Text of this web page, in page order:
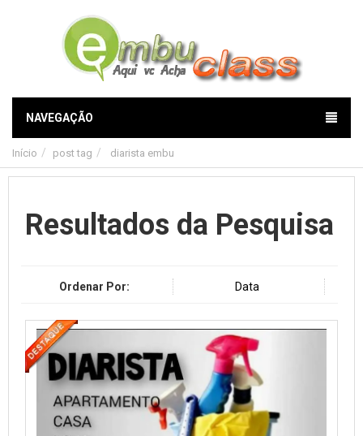
NAVEGAÇÃO
Início post tag diarista embu
Resultados da Pesquisa
Ordenar Por: Data